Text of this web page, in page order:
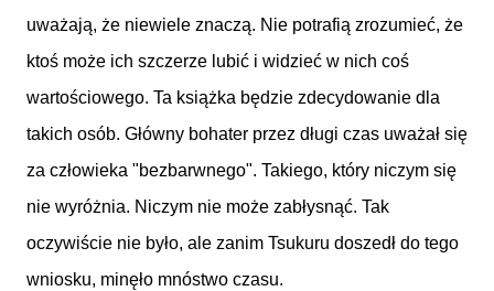
uważają, że niewiele znaczą. Nie potrafią zrozumieć, że
ktoś może ich szczerze lubić i widzieć w nich coś
wartościowego. Ta książka będzie zdecydowanie dla
takich osób. Główny bohater przez długi czas uważał się
za człowieka "bezbarwnego". Takiego, który niczym się
nie wyróżnia. Niczym nie może zabłysnąć. Tak
oczywiście nie było, ale zanim Tsukuru doszedł do tego
wniosku, minęło mnóstwo czasu.